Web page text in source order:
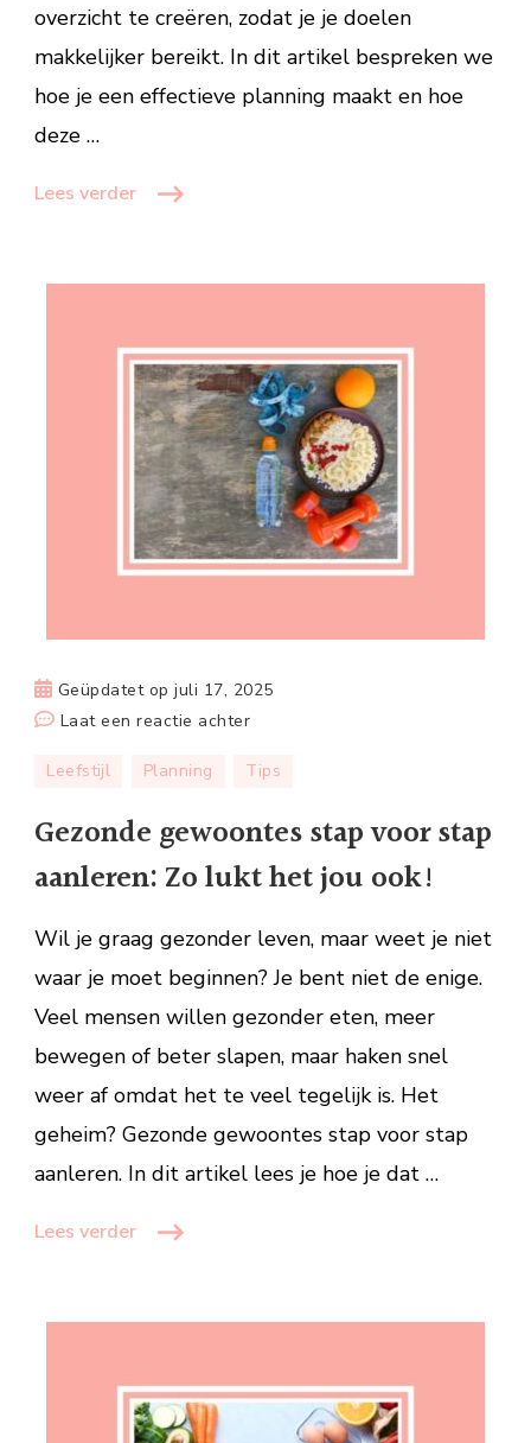
overzicht te creëren, zodat je je doelen
makkelijker bereikt. In dit artikel bespreken we
hoe je een effectieve planning maakt en hoe
deze …
Lees verder
Geüpdatet opjuli 17, 2025
Laat een reactie achterop
gewoontes
voor
stap
Zo
lukt
jou
ook!
Leefstijl Planning Tips
Gezonde gewoontes stap voor stap
aanleren: Zo lukt het jou ook!
Wil je graag gezonder leven, maar weet je niet
waar je moet beginnen? Je bent niet de enige.
Veel mensen willen gezonder eten, meer
bewegen of beter slapen, maar haken snel
weer af omdat het te veel tegelijk is. Het
geheim? Gezonde gewoontes stap voor stap
aanleren. In dit artikel lees je hoe je dat …
Lees verder